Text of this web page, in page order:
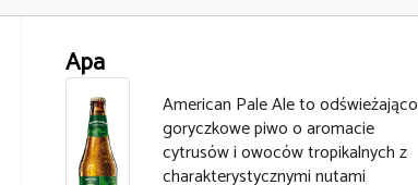
Apa
American Pale Ale to odświeżająco
goryczkowe piwo o aromacie
cytrusów i owoców tropikalnych z
charakterystycznymi nutami